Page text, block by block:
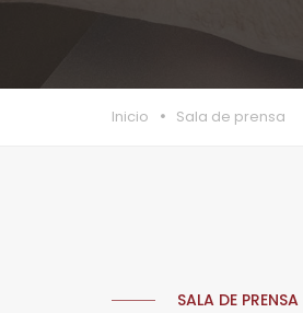
Inicio Sala de prensa
SALA DE PRENSA